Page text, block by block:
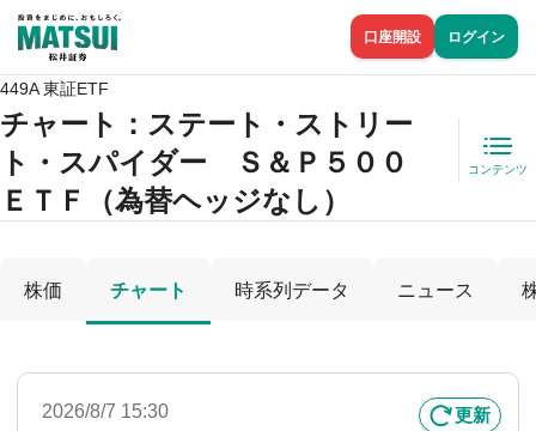
口座開設 ログイン
449A 東証ETF
チャート： ステート・ストリー
ト・スパイダー Ｓ＆Ｐ５００
ＥＴＦ（為替ヘッジなし）
コンテンツ
株価 チャート 時系列データ ニュース
2026/8/7 15:30 更新